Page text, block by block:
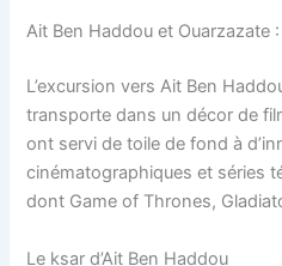
Ait Ben Haddou et Ouarzazate
L’excursion vers Ait Ben
transporte dans un décor de
ont servi de toile de fond à
cinématographiques et séries
dont Game of Thrones,
Le ksar d’Ait Ben Haddou